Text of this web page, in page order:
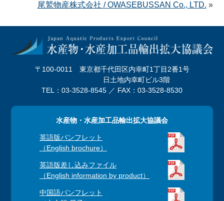
尾鷲物産株式会社 / OWASEBUSSAN Co., LTD. »
〒100-0011 東京都千代田区内幸町1丁目2番1号
日土地内幸町ビル3階
TEL：03-3528-8545 ／ FAX：03-3528-8530
水産物・水産加工品輸出拡大協議会
英語版パンフレット
（English brochure）
英語版差し込みファイル
（English information by product）
中国語パンフレット